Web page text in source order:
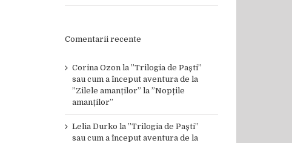
Comentarii recente
Corina Ozon la ”Trilogia de Paști”
sau cum a început aventura de la
”Zilele amanților” la ”Nopțile
amanților”
Lelia Durko la ”Trilogia de Paști”
sau cum a început aventura de la